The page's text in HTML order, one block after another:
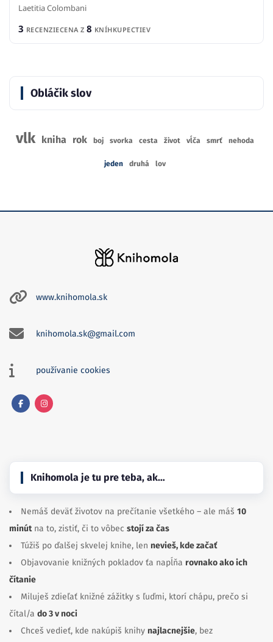
Laetitia Colombani
3 RECENZIECENA Z 8 KNÍHKUPECTIEV
Obláčik slov
vlk kniha rok boj svorka cesta život vĺča smrť nehoda
jeden druhá lov
www.knihomola.sk
knihomola.sk@gmail.com
používanie cookies
Knihomola je tu pre teba, ak…
Nemáš deväť životov na prečítanie všetkého – ale máš 10
minútna to, zistiť, či to vôbec stojí za čas
Túžiš po ďalšej skvelej knihe, len nevieš, kde začať
Objavovanie knižných pokladov ťa napĺňa rovnako ako ich
čítanie
Miluješ zdieľať knižné zážitky s ľuďmi, ktorí chápu, prečo si
čítal/a do 3 v noci
Chceš vedieť, kde nakúpiš knihy najlacnejšie, bez